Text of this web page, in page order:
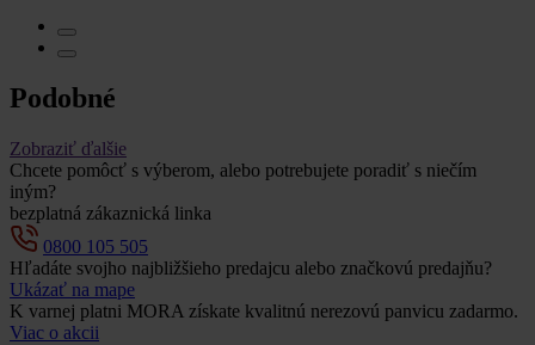
Podobné
Zobraziť ďalšie
Chcete pomôcť s výberom, alebo potrebujete poradiť s niečím
iným?
bezplatná zákaznická linka
0800 105 505
Hľadáte svojho najbližšieho predajcu alebo značkovú predajňu?
Ukázať na mape
K varnej platni MORA získate kvalitnú nerezovú panvicu zadarmo.
Viac o akcii